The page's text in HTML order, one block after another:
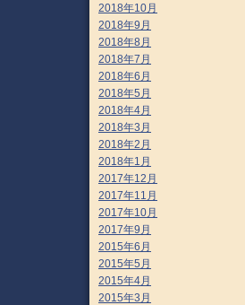
2018年10月
2018年9月
2018年8月
2018年7月
2018年6月
2018年5月
2018年4月
2018年3月
2018年2月
2018年1月
2017年12月
2017年11月
2017年10月
2017年9月
2015年6月
2015年5月
2015年4月
2015年3月